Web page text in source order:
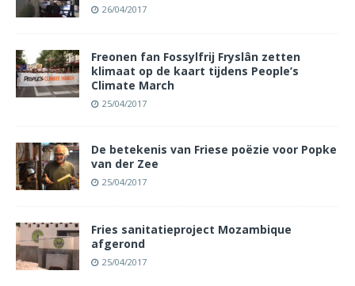
26/04/2017
Freonen fan Fossylfrij Fryslân zetten
klimaat op de kaart tijdens People’s
Climate March
25/04/2017
De betekenis van Friese poëzie voor Popke
van der Zee
25/04/2017
Fries sanitatieproject Mozambique
afgerond
25/04/2017